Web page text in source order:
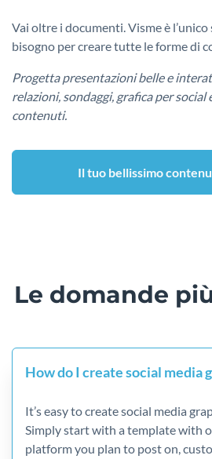
Vai oltre i documenti. Visme è
bisogno per creare tutte le forme di
Progetta presentazioni belle e
relazioni, sondaggi, grafica per
contenuti.
Il tuo bellissimo
Le domande
How do I create social media
It’s easy to create social media
Simply start with a template with
platform you plan to post on,